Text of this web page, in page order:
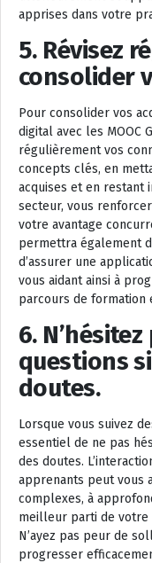
apprises dans votre
5. Révisez
consolider
Pour consolider vos
digital avec les MOOC
régulièrement vos
concepts clés, en
acquises et en restant
secteur, vous
votre avantage
permettra également
d’assurer une
vous aidant ainsi à
parcours de formation
6.
questions
doutes.
Lorsque vous suivez
essentiel de ne pas
des doutes.
apprenants peut vous
complexes, à
meilleur parti de votre
N’ayez pas peur de
progresser